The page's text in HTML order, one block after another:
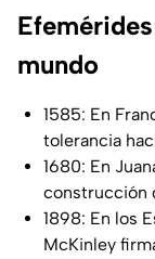
mundo
1585: En
tolerancia
1680: En
construcción
1898: En los
McKinley